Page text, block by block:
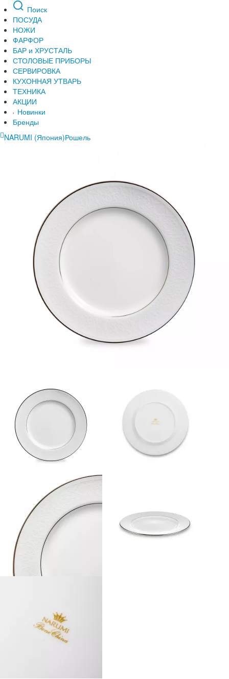
Поиск
ПОСУДА
НОЖИ
ФАРФОР
БАР и ХРУСТАЛЬ
СТОЛОВЫЕ ПРИБОРЫ
СЕРВИРОВКА
КУХОННАЯ УТВАРЬ
ТЕХНИКА
АКЦИИ
Новинки
Бренды
NARUMI (Япония)Рошель